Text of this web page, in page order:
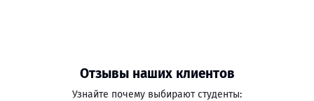
Отзывы наших клиентов
Узнайте почему выбирают студенты: